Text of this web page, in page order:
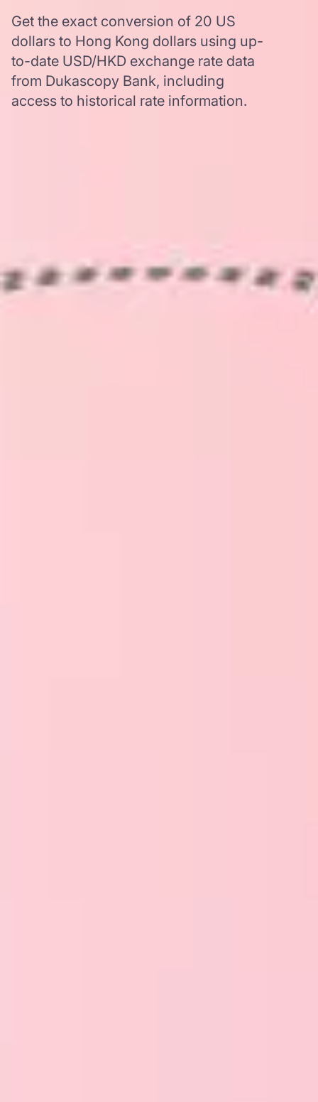
Get the exact conversion of 20 US
dollars to Hong Kong dollars using up-
to-date USD/HKD exchange rate data
from Dukascopy Bank, including
access to historical rate information.